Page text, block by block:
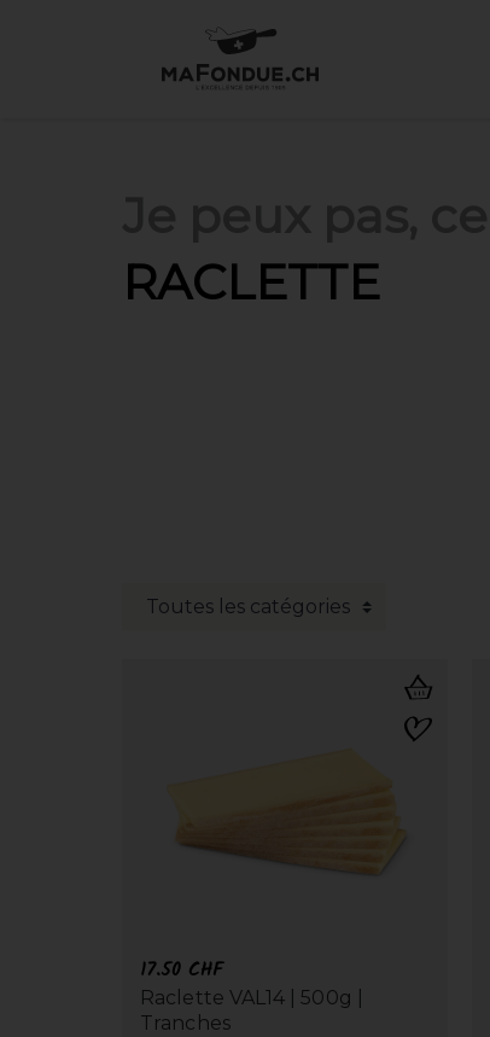
RACLETTE
17.50 CHF
Raclette VAL14 | 500g |
Tranches